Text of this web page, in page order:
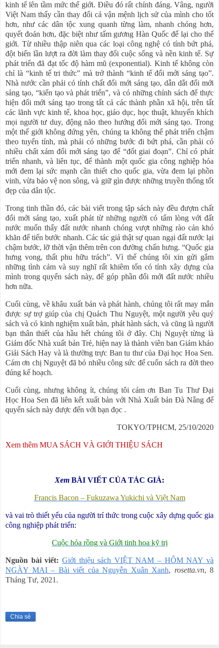
kinh tế lên tầm mức thế giới. Điều đó rất chính đáng. Vâng, người
Việt Nam thấy cần thay đổi cả vận mệnh lịch sử của mình cho tốt
hơn, như các dân tộc xung quanh từng làm, nhanh chóng hơn,
quyết đoán hơn, đặc biệt như tấm gương Hàn Quốc để lại cho thế
giới. Từ nhiều thập niên qua các loại công nghệ có tính bứt phá,
đột biến lần lượt ra đời làm thay đổi cuộc sống và nền kinh tế. Sự
phát triển đã đạt tốc độ hàm mũ (exponential). Kinh tế không còn
chỉ là “kinh tế tri thức” mà trở thành “kinh tế đổi mới sáng tạo”.
Nhà nước cần phải có tính chất đổi mới sáng tạo, dẫn dắt đổi mới
sáng tạo, “kiến tạo và phát triển”, và có những chính sách để thực
hiện đổi mới sáng tạo trong tất cả các thành phần xã hội, trên tất
các lãnh vực kinh tế, khoa học, giáo dục, học thuật, khuyến khích
mọi người tư duy, động não theo hướng đổi mới sáng tạo. Trong
một thế giới không đứng yên, chúng ta không thể phát triển chậm
theo tuyến tính, mà phải có những bước đi bứt phá, cần phải có
nhiều chất xám đổi mới sáng tạo để “đốt giai đoạn”. Chỉ có phát
triển nhanh, và liên tục, để thành một quốc gia công nghiệp hóa
mới đem lại sức mạnh cần thiết cho quốc gia, vừa đem lại phồn
vinh, vừa bảo vệ non sông, và giữ gìn được những truyền thống tốt
đẹp của dân tộc.
Trong tinh thần đó, các bài viết trong tập sách này đều đượm chất
đổi mới sáng tạo, xuất phát từ những người có tấm lòng với đất
nước muốn thấy đất nước nhanh chóng vượt những rào cản khó
khăn để tiến bước nhanh. Các tác giả thật sự quan ngại đất nước lại
chậm bước, lỡ thời vận thêm trên con đường chấn hưng. “Quốc gia
hưng vong, thất phu hữu trách”. Vì thế chúng tôi xin gửi gắm
những tình cảm và suy nghĩ rất khiêm tốn có tính xây dựng của
mình trong quyển sách này, để góp phần đổi mới đất nước nhiều
hơn nữa.
Cuối cùng, về khâu xuất bản và phát hành, chúng tôi rất may mắn
được sự trợ giúp của chị Quách Thu Nguyệt, một người yêu quý
sách và có kinh nghiệm xuất bản, phát hành sách, và cũng là người
bạn thân thiết của hầu hết chúng tôi ở đây. Chị Nguyệt từng là
Giám đốc Nhà xuất bản Trẻ, hiện nay là thành viên ban Giám khảo
Giải Sách Hay và là thường trực Ban tu thư của Đại học Hoa Sen.
Cám ơn chị Nguyệt đã bỏ nhiều công sức để cuốn sách ra đời theo
đúng kế hoạch.
Cuối cùng, nhưng không ít, chúng tôi cám ơn Ban Tu Thư Đại
Học Hoa Sen đã liên kết xuất bản với Nhà Xuất bản Đà Nẵng để
quyển sách này được đến với bạn đọc .
TOKYO/TPHCM, 25/10/2020
Xem thêm MUA SÁCH VÀ GIỚI THIỆU SÁCH
Xem BÀI VIẾT CỦA TÁC GIẢ:
Francis Bacon – Fukuzawa Yukichi và Việt Nam
và vai trò thiết yếu của người trí thức trong cuộc xây dựng quốc gia
công nghiệp phát triển:
Cuộc hóa rồng và Giới tinh hoa kỹ trị
Nguồn bài viết: Giới thiệu sách VIỆT NAM – HÔM NAY và
NGÀY MAI – Bài viết của Nguyễn Xuân Xanh, rosetta.vn, 8
Tháng Tư, 2021.
Chia sẻ